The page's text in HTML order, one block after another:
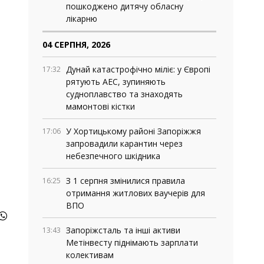
пошкоджено дитячу обласну
лікарню
04 СЕРПНЯ, 2026
17:32 Дунай катастрофічно міліє: у Європі
рятують АЕС, зупиняють
судноплавство та знаходять
мамонтові кістки
17:06 У Хортицькому районі Запоріжжя
запровадили карантин через
небезпечного шкідника
16:25 З 1 серпня змінилися правила
отримання житлових ваучерів для
ВПО
13:43 Запоріжсталь та інші активи
Метінвесту піднімають зарплати
колективам